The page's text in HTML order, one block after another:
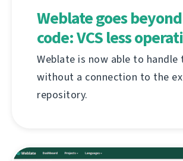
Weblate goes
code: VCS less
Weblate is now able to handle
without a connection to the
repository.